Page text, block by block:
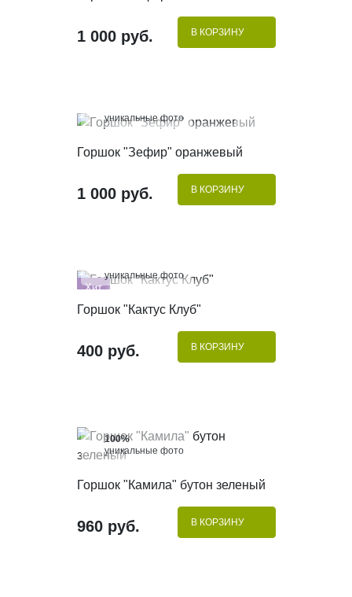
1 000 руб. В КОРЗИНУ
уникальные фото
Горшок "Зефир" оранжевый
1 000 руб. В КОРЗИНУ
Хит
уникальные фото
Горшок "Кактус Клуб"
400 руб. В КОРЗИНУ
100%
уникальные фото
КУПИТЬ В 1 КЛИК
Горшок "Камила" бутон зеленый
960 руб. В КОРЗИНУ